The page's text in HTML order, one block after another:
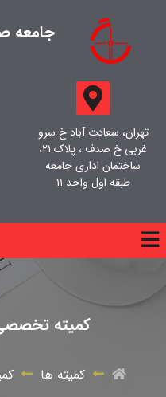
جامعه
تهران، سعادت آباد خ سرو
غربی خ صدف ، پلاک ۲۱،
ساختمان اداری جامعه
طبقه اول واحد ۱۱
کمیته
کمیته ها